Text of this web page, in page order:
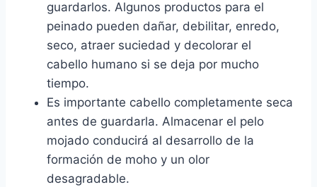
guardarlos. Algunos productos para el
peinado pueden dañar, debilitar, enredo,
seco, atraer suciedad y decolorar el
cabello humano si se deja por mucho
tiempo.
Es importante cabello completamente seca
antes de guardarla. Almacenar el pelo
mojado conducirá al desarrollo de la
formación de moho y un olor
desagradable.